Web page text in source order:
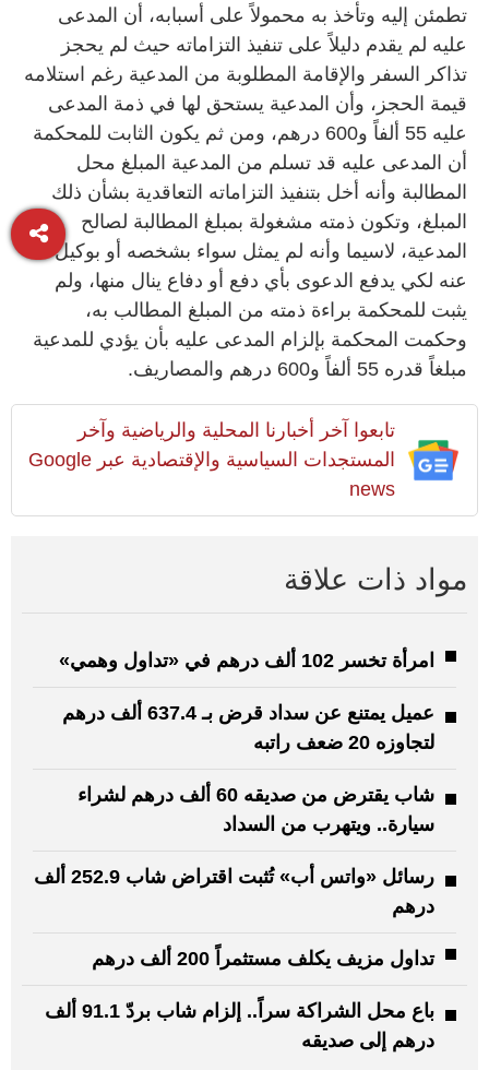
تطمئن إليه وتأخذ به محمولاً على أسبابه، أن المدعى
عليه لم يقدم دليلاً على تنفيذ التزاماته حيث لم يحجز
تذاكر السفر والإقامة المطلوبة من المدعية رغم استلامه
قيمة الحجز، وأن المدعية يستحق لها في ذمة المدعى
عليه 55 ألفاً و600 درهم، ومن ثم يكون الثابت للمحكمة
أن المدعى عليه قد تسلم من المدعية المبلغ محل
المطالبة وأنه أخل بتنفيذ التزاماته التعاقدية بشأن ذلك
المبلغ، وتكون ذمته مشغولة بمبلغ المطالبة لصالح
المدعية، لاسيما وأنه لم يمثل سواء بشخصه أو بوكيل
عنه لكي يدفع الدعوى بأي دفع أو دفاع ينال منها، ولم
يثبت للمحكمة براءة ذمته من المبلغ المطالب به،
وحكمت المحكمة بإلزام المدعى عليه بأن يؤدي للمدعية
مبلغاً قدره 55 ألفاً و600 درهم والمصاريف.
تابعوا آخر أخبارنا المحلية والرياضية وآخر
المستجدات السياسية والإقتصادية عبر Google
news
مواد ذات علاقة
امرأة تخسر 102 ألف درهم في «تداول وهمي»
عميل يمتنع عن سداد قرض بـ 637.4 ألف درهم
لتجاوزه 20 ضعف راتبه
شاب يقترض من صديقه 60 ألف درهم لشراء
سيارة.. ويتهرب من السداد
رسائل «واتس أب» تُثبت اقتراض شاب 252.9 ألف
درهم
تداول مزيف يكلف مستثمراً 200 ألف درهم
باع محل الشراكة سراً.. إلزام شاب بردّ 91.1 ألف
درهم إلى صديقه